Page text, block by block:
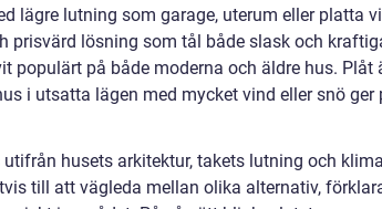
lägre lutning som garage, uterum eller platta
prisvärd lösning som tål både slask och
populärt på både moderna och äldre hus. Plåt
i utsatta lägen med mycket vind eller snö
husets arkitektur, takets lutning och
till att vägleda mellan olika alternativ,